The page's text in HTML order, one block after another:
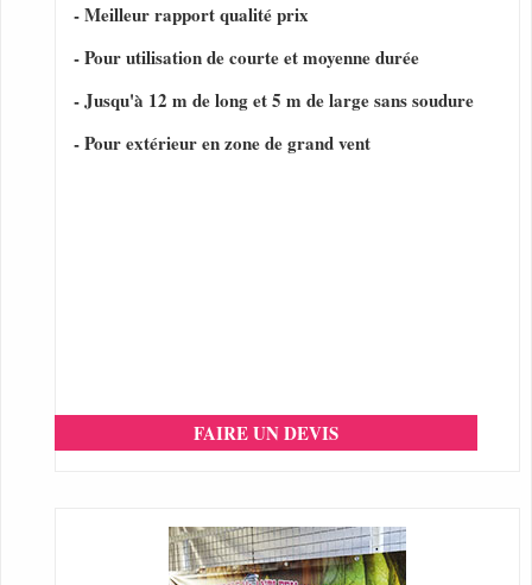
- Meilleur rapport qualité prix
- Pour utilisation de courte et moyenne durée
- Jusqu'à 12 m de long et 5 m de large sans soudure
- Pour extérieur en zone de grand vent
FAIRE UN DEVIS